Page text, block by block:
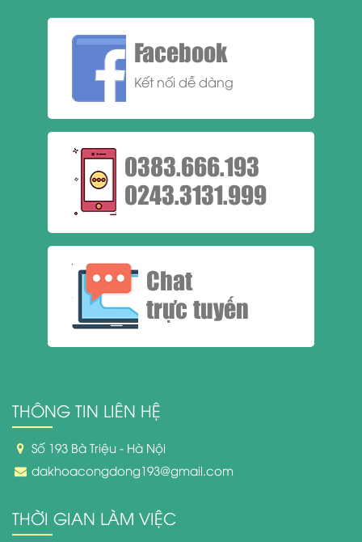
Facebook
Kết nối dễ dàng
0383.666.193
0243.3131.999
Chat
trực tuyến
THÔNG TIN LIÊN HỆ
Số 193 Bà Triệu - Hà Nội
dakhoacongdong193@gmail.com
THỜI GIAN LÀM VIỆC